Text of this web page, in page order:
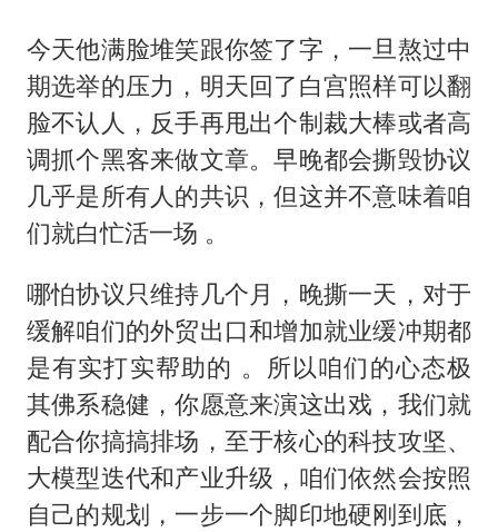
今天他满脸堆笑跟你签了字，一旦熬过中
期选举的压力，明天回了白宫照样可以翻
脸不认人，反手再甩出个制裁大棒或者高
调抓个黑客来做文章。早晚都会撕毁协议
几乎是所有人的共识，但这并不意味着咱
们就白忙活一场 。
哪怕协议只维持几个月，晚撕一天，对于
缓解咱们的外贸出口和增加就业缓冲期都
是有实打实帮助的 。所以咱们的心态极
其佛系稳健，你愿意来演这出戏，我们就
配合你搞搞排场，至于核心的科技攻坚、
大模型迭代和产业升级，咱们依然会按照
自己的规划，一步一个脚印地硬刚到底，